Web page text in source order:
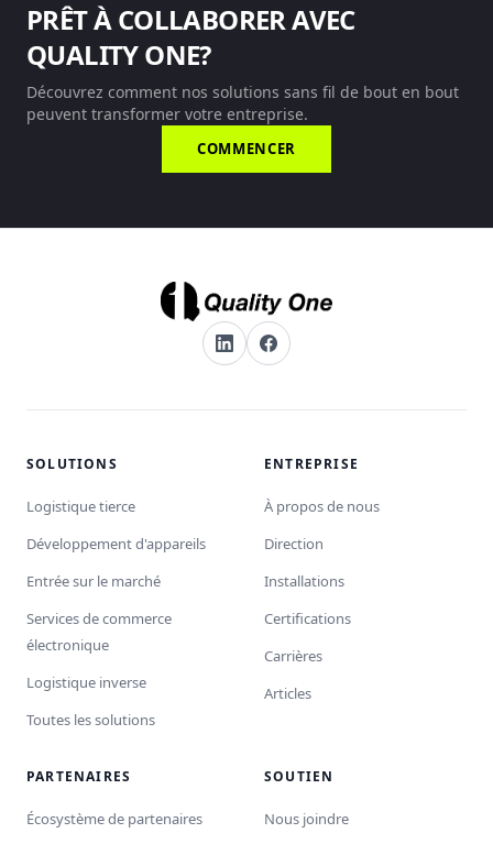
PRÊT À COLLABORER AVEC
QUALITY ONE?
Découvrez comment nos solutions sans fil de bout en bout
peuvent transformer votre entreprise.
COMMENCER
SOLUTIONS
Logistique tierce
Développement d'appareils
Entrée sur le marché
Services de commerce
électronique
Logistique inverse
Toutes les solutions
ENTREPRISE
À propos de nous
Direction
Installations
Certifications
Carrières
Articles
PARTENAIRES
Écosystème de partenaires
SOUTIEN
Nous joindre